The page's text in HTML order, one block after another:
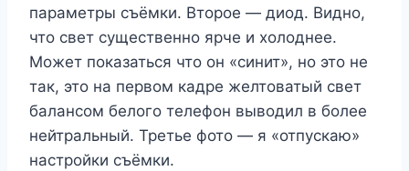
параметры съёмки. Второе — диод. Видно,
что свет существенно ярче и холоднее.
Может показаться что он «синит», но это не
так, это на первом кадре желтоватый свет
балансом белого телефон выводил в более
нейтральный. Третье фото — я «отпускаю»
настройки съёмки.